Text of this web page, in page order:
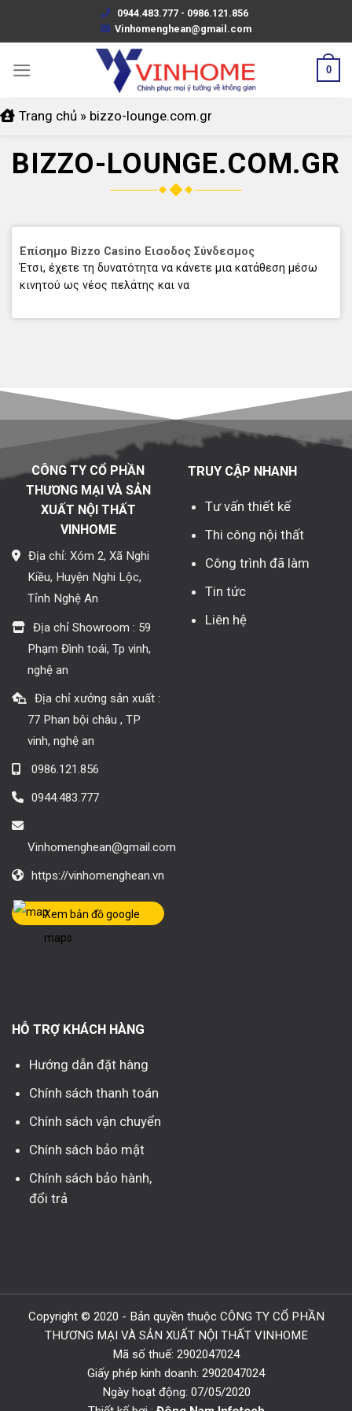
0944.483.777 - 0986.121.856
Vinhomenghean@gmail.com
0
Trang chủ » bizzo-lounge.com.gr
BIZZO-LOUNGE.COM.GR
Επίσημο Bizzo Casino Εισοδος Σύνδεσμος
Έτσι, έχετε τη δυνατότητα να κάνετε μια κατάθεση μέσω
κινητού ως νέος πελάτης και να
CÔNG TY CỔ PHẦN
THƯƠNG MẠI VÀ SẢN
XUẤT NỘI THẤT
VINHOME
Địa chỉ: Xóm 2, Xã Nghi
Kiều, Huyện Nghi Lộc,
Tỉnh Nghệ An
Địa chỉ Showroom : 59
Phạm Đình toái, Tp vinh,
nghệ an
Địa chỉ xưởng sản xuất :
77 Phan bội châu , TP
vinh, nghệ an
0986.121.856
0944.483.777
Vinhomenghean@gmail.com
https://vinhomenghean.vn
Xem bản đồ google
maps
TRUY CẬP NHANH
Tư vấn thiết kế
Thi công nội thất
Công trình đã làm
Tin tức
Liên hệ
HỖ TRỢ KHÁCH HÀNG
Hướng dẫn đặt hàng
Chính sách thanh toán
Chính sách vận chuyển
Chính sách bảo mật
Chính sách bảo hành,
đổi trả
Copyright © 2020 - Bản quyền thuộc CÔNG TY CỔ PHẦN
THƯƠNG MẠI VÀ SẢN XUẤT NỘI THẤT VINHOME
Mã số thuế: 2902047024
Giấy phép kinh doanh: 2902047024
Ngày hoạt động: 07/05/2020